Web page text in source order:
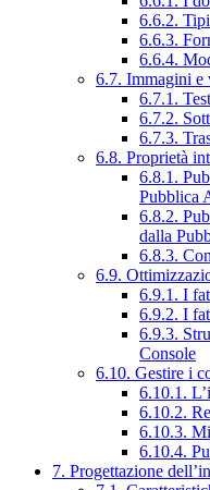
6.6.2.
6.6.3.
6.6.4.
6.7. Immagini e
6.7.1.
6.7.2.
6.7.3.
6.8. Proprietà
6.8.1.
Pubblica
6.8.2.
dalla
6.8.3.
6.9.
6.9.1. I
6.9.2. I
6.9.3.
Console
6.10. Gestire i
6.10.1.
6.10.2.
6.10.3.
6.10.4.
7. Progettazione